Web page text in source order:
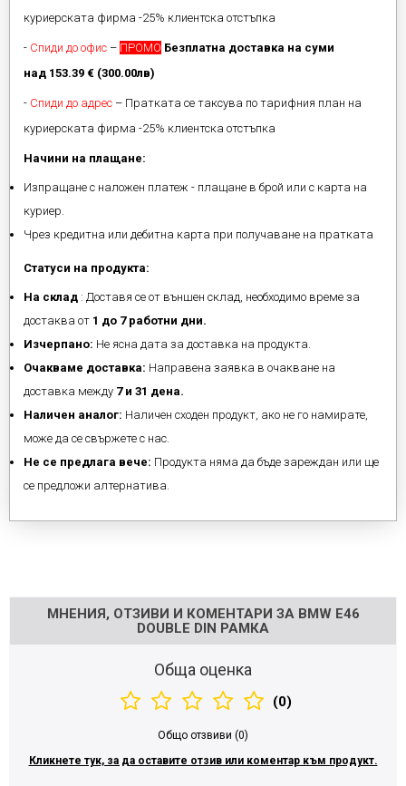
куриерската фирма -25% клиентска отстъпка
- Спиди до офис – ПРОМО Безплатна доставка на суми
над 153.39 € (300.00лв)
- Спиди до адрес – Пратката се таксува по тарифния план на
куриерската фирма -25% клиентска отстъпка
Начини на плащане:
Изпращане с наложен платеж - плащане в брой или с карта на
куриер.
Чрез кредитна или дебитна карта при получаване на пратката
Статуси на продукта:
На склад : Доставя се от външен склад, необходимо време за
достаква от 1 до 7 работни дни.
Изчерпано: Не ясна дата за доставка на продукта.
Очакваме доставка: Направена заявка в очакване на
доставка между 7 и 31 дена.
Наличен аналог: Наличен сходен продукт, ако не го намирате,
може да се свържете с нас.
Не се предлага вече: Продукта няма да бъде зареждан или ще
се предложи алтернатива.
МНЕНИЯ, ОТЗИВИ И КОМЕНТАРИ ЗА BMW E46
DOUBLE DIN РАМКА
Обща оценка
(0)
Общо отзвиви (0)
Кликнете тук, за да оставите отзив или коментар към продукт.